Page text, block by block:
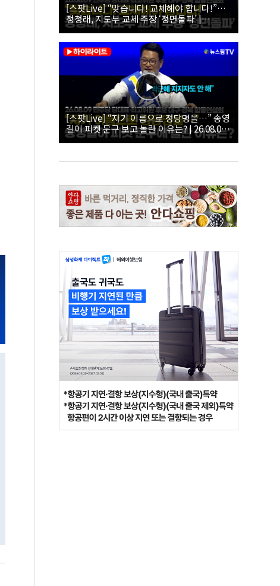
[스팟Live] “맞습니다! 교체해야 합니다!”…
정청래, 지도부 교체 주장 ‘정면돌파’ |
26.08.09 더불어민주당 당대표·최고위원 후
보 대구·경북 합동연설회
[스팟Live] “자기 이름으로 정당명을…” 송영
길이 피켓 문구 보고 놀란 이유는? | 26.08.09
더불어민주당 당대표·최고위원 후보 대구·경